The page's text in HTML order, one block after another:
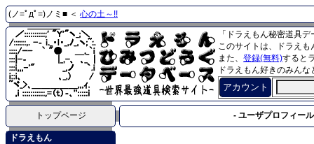
(ノ=ﾟдﾟ=)ノミ■ ＜ 心の土～!!
「ドラえもん秘密道具
このサイトは、ドラえ
また、 登録(無料)すると
ドラえもん好きのみん
アカウント
トップページ - ユーザプロフィー
ドラえもん